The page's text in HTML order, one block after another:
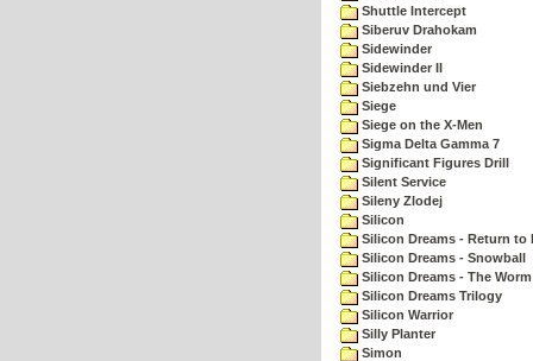
Shuttle Intercept
Siberuv Drahokam
Sidewinder
Sidewinder II
Siebzehn und Vier
Siege
Siege on the X-Men
Sigma Delta Gamma 7
Significant Figures Drill
Silent Service
Sileny Zlodej
Silicon
Silicon Dreams - Return to
Silicon Dreams - Snowball
Silicon Dreams - The
Silicon Dreams Trilogy
Silicon Warrior
Silly Planter
Simon